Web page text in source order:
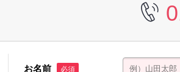
お名前 必須